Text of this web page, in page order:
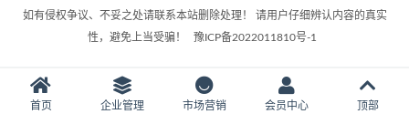
如有侵权争议、不妥之处请联系本站删除处理！ 请用户仔细辨认内容的真实
性，避免上当受骗！
豫ICP备2022011810号-1
首页 企业管理 市场营销 会员中心 顶部